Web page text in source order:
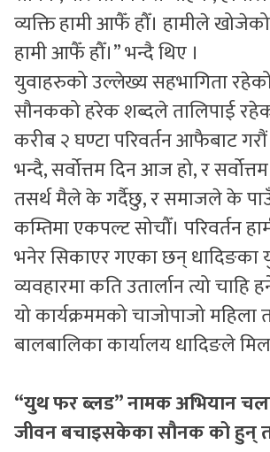
व्यक्ति हामी आफैँ हौँ। हामीले खोजेको
हामी आफैँ हौँ।” भन्दै थिए ।
युवाहरुको उल्लेख्य सहभागिता
सौनकको हरेक शब्दले तालिपाई
करीब २ घण्टा परिवर्तन आफैबाट
भन्दै, सर्वोत्तम दिन आज हो, र
तसर्थ मैले के गर्दैछु, र समाजले के
कम्तिमा एकपल्ट सोचौँ। परिवर्तन
भनेर सिकाएर गएका छन् धादिङका
व्यवहारमा कति उतार्लान त्यो चाहि
यो कार्यक्रममको चाजोपाजो महिला
बालबालिका कार्यालय धादिङले
“युथ फर ब्लड” नामक अभियान
जीवन बचाइसकेका सौनक को हुन्